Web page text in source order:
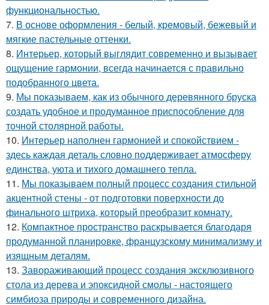
функциональностью.
7. В основе оформления - белый, кремовый, бежевый и
мягкие пастельные оттенки.
8. Интерьер, который выглядит современно и вызывает
ощущение гармонии, всегда начинается с правильно
подобранного цвета.
9. Мы показываем, как из обычного деревянного бруска
создать удобное и продуманное приспособление для
точной столярной работы.
10. Интерьер наполнен гармонией и спокойствием -
здесь каждая деталь словно поддерживает атмосферу
единства, уюта и тихого домашнего тепла.
11. Мы показываем полный процесс создания стильной
акцентной стены - от подготовки поверхности до
финального штриха, который преобразит комнату.
12. Компактное пространство раскрывается благодаря
продуманной планировке, французскому минимализму и
изящным деталям.
13. Завораживающий процесс создания эксклюзивного
стола из дерева и эпоксидной смолы - настоящего
симбиоза природы и современного дизайна.